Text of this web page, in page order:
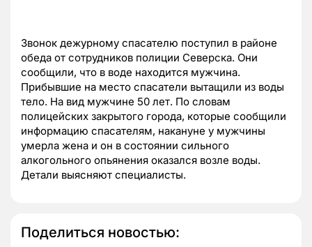
Звонок дежурному спасателю поступил в районе
обеда от сотрудников полиции Северска. Они
сообщили, что в воде находится мужчина.
Прибывшие на место спасатели вытащили из воды
тело. На вид мужчине 50 лет. По словам
полицейских закрытого города, которые сообщили
информацию спасателям, накануне у мужчины
умерла жена и он в состоянии сильного
алкогольного опьянения оказался возле воды.
Детали выясняют специалисты.
Поделиться новостью: